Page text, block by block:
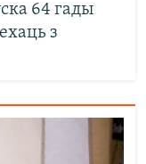
64 гады
з